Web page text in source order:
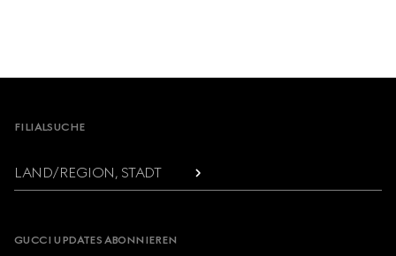
FILIALSUCHE
LAND/REGION, STADT
GUCCI UPDATES ABONNIEREN